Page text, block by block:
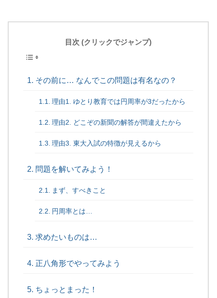
目次 (クリックでジャンプ)
その前に… なんでこの問題は有名なの？
理由1. ゆとり教育では円周率が3だったから
理由2. どこぞの新聞の解答が間違えたから
理由3. 東大入試の特徴が見えるから
問題を解いてみよう！
まず、すべきこと
円周率とは…
求めたいものは…
正八角形でやってみよう
ちょっとまった！